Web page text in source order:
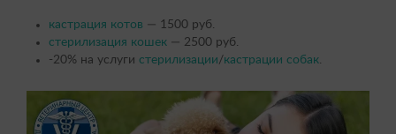
кастрация котов — 1500 руб.
стерилизация кошек — 2500 руб.
-20% на услуги стерилизации/кастрации собак.